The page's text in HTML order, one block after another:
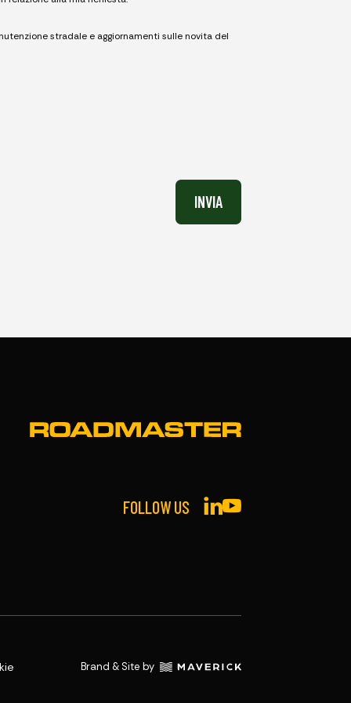
stradale e aggiornamenti sulle novita del
INVIA
FOLLOW US
Brand & Site by